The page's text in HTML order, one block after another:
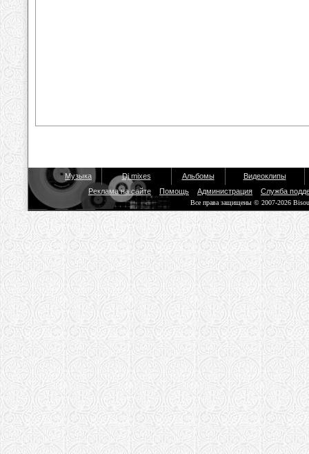
Музыка Dj mixes Альбомы
Видеоклипы
Реклама на сайте
Помощь Администрация Служба
Все права защищены © 2007-2026